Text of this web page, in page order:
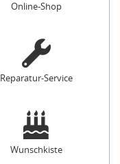
Online-Shop
Reparatur-Service
Wunschkiste